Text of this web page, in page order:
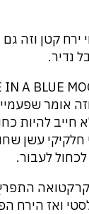
ירח קטן וזה
נדיר.
אומר
חייב להיות
חלקיקי עשן
לעבור.
התפרץ
ואז הירח